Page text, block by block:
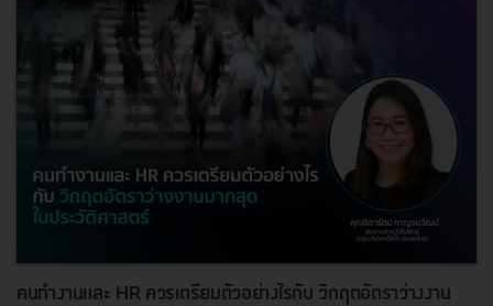
คนทำงานและ HR ควรเตรียมตัวอย่างไรกับ วิกฤตอัตราว่างงาน